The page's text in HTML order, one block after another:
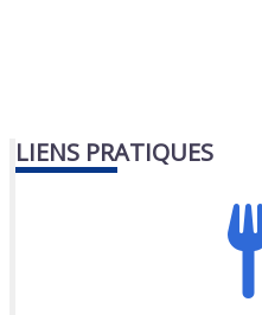
LIENS PRATIQUES